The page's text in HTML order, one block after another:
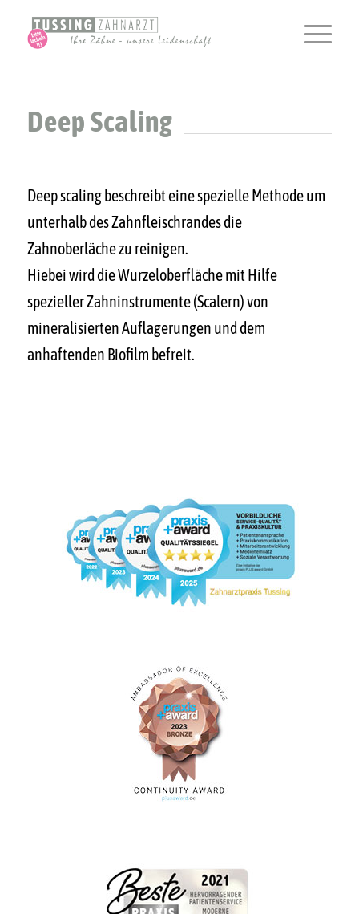
Deep Scaling
Deep scaling beschreibt eine spezielle Methode um
unterhalb des Zahnfleischrandes die
Zahnoberläche zu reinigen.
Hiebei wird die Wurzeloberfläche mit Hilfe
spezieller Zahninstrumente (Scalern) von
mineralisierten Auflagerungen und dem
anhaftenden Biofilm befreit.